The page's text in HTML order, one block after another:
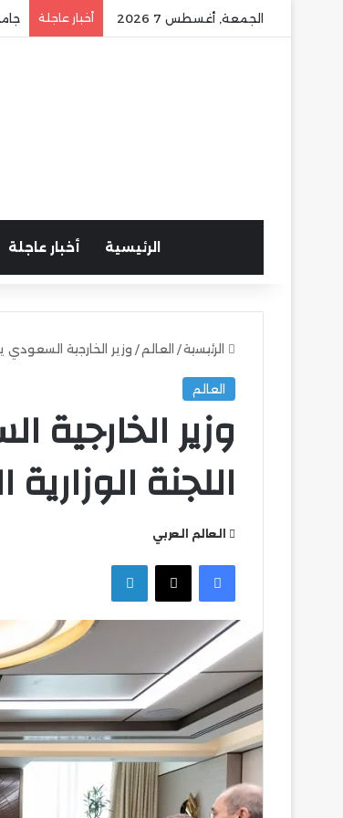
الجمعة, أغسطس 7 2026 أخبار عاجلة
الرئيسية أخبار عاجلة
الرئيسية/ العالم / وزير الخارجية السعودي
العالم
وزير
اللجنة
العالم العربي
فيسبوك
‫X لينكدإن
للتصدي
للكيانات
الوهمية